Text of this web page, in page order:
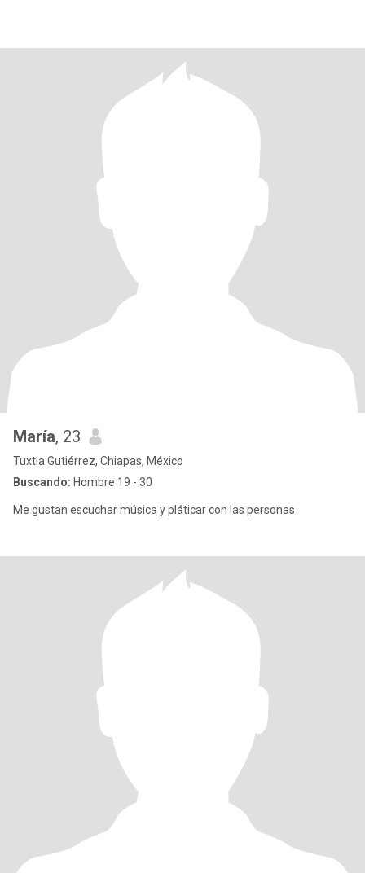
María, 23
Tuxtla Gutiérrez, Chiapas, México
Buscando: Hombre 19 - 30
Me gustan escuchar música y pláticar con las personas